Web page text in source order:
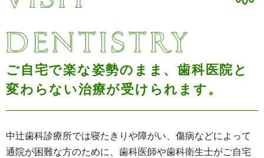
ご自宅で楽な姿勢のまま、歯科医院と
変わらない治療が受けられます。
中辻歯科診療所では寝たきりや障がい、傷病などによって
通院が困難な方のために、歯科医師や歯科衛生士がご自宅